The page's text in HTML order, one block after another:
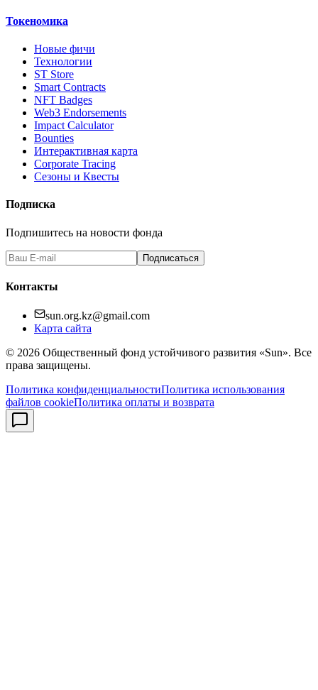
Токеномика
Новые фичи
Технологии
ST Store
Smart Contracts
NFT Badges
Web3 Endorsements
Impact Calculator
Bounties
Интерактивная карта
Corporate Tracing
Сезоны и Квесты
Подписка
Подпишитесь на новости фонда
Подписаться
Контакты
sun.org.kz@gmail.com
Карта сайта
© 2026 Общественный фонд устойчивого развития «Sun». Все
права защищены.
Политика конфиденциальностиПолитика использования
файлов cookieПолитика оплаты и возврата